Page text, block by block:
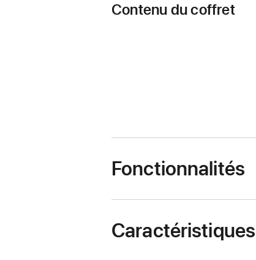
Contenu du coffret
Fonctionnalités
Caractéristiques